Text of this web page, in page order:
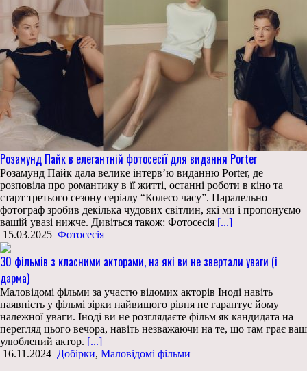
Розамунд Пайк в елегантній фотосесії для видання Porter
Розамунд Пайк дала велике інтерв’ю виданню Porter, де
розповіла про романтику в її житті, останні роботи в кіно та
старт третього сезону серіалу “Колесо часу”. Паралельно
фотограф зробив декілька чудових світлин, які ми і пропонуємо
вашій увазі нижче. Дивіться також: Фотосесія [...]
15.03.2025 Фотосесія
30 фільмів з класними акторами, на які ви не звертали уваги (і
дарма)
Маловідомі фільми за участю відомих акторів Іноді навіть
наявність у фільмі зірки найвищого рівня не гарантує йому
належної уваги. Іноді ви не розглядаєте фільм як кандидата на
перегляд цього вечора, навіть незважаючи на те, що там грає ваш
улюблений актор. [...]
16.11.2024 Добірки, Маловідомі фільми